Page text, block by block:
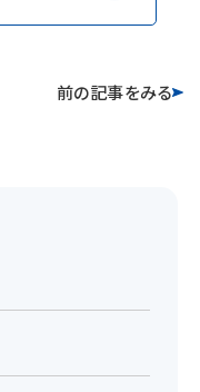
前の記事をみる